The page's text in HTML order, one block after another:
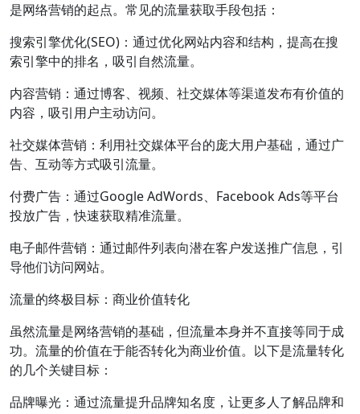
是网络营销的起点。常见的流量获取手段包括：
搜索引擎优化(SEO)：通过优化网站内容和结构，提高在搜
索引擎中的排名，吸引自然流量。
内容营销：通过博客、视频、社交媒体等渠道发布有价值的
内容，吸引用户主动访问。
社交媒体营销：利用社交媒体平台的庞大用户基础，通过广
告、互动等方式吸引流量。
付费广告：通过Google AdWords、Facebook Ads等平台
投放广告，快速获取精准流量。
电子邮件营销：通过邮件列表向潜在客户发送推广信息，引
导他们访问网站。
流量的终极目标：商业价值转化
虽然流量是网络营销的基础，但流量本身并不直接等同于成
功。流量的价值在于能否转化为商业价值。以下是流量转化
的几个关键目标：
品牌曝光：通过流量提升品牌知名度，让更多人了解品牌和